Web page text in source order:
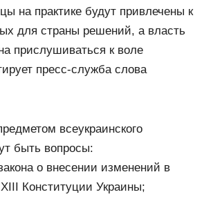
на практике будут привлечены к
для страны решений, а власть
прислушиваться к воле
пресс-служба слова
всеукраинского
быть вопросы:
о внесении изменений в
Конституции Украины;